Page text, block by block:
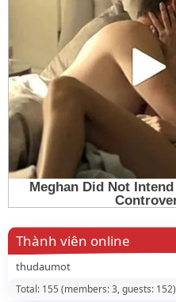
Thành viên online
thudaumot
Total: 155 (members: 3, guests: 152)